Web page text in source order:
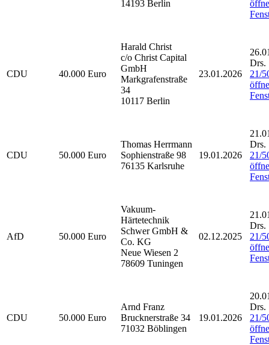
14193 Berlin
CDU 40.000 Euro
Harald Christ
c/o Christ Capital
GmbH
Markgrafenstraße
34
10117 Berlin
23.01.2026
Drs.
21/
CDU 50.000 Euro
Thomas Herrmann
Sophienstraße 98
76135 Karlsruhe
19.01.2026
Drs.
21/
AfD 50.000 Euro
Vakuum-
Härtetechnik
Schwer GmbH &
Co. KG
Neue Wiesen 2
78609 Tuningen
02.12.2025
Drs.
21/
CDU 50.000 Euro
Arnd Franz
Brucknerstraße 34
71032 Böblingen
19.01.2026
Drs.
21/